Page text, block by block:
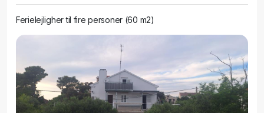
Ferielejligher til fire personer (60 m2)